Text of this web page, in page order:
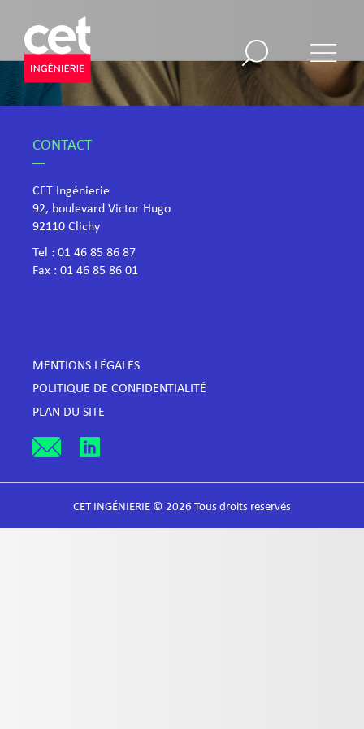
CONTACT
CET Ingénierie
92, boulevard Victor Hugo
​92110 Clichy
Tel : 01 46 85 86 87
Fax : 01 46 85 86 01
MENTIONS LÉGALES
POLITIQUE DE CONFIDENTIALITÉ
PLAN DU SITE
CET INGÉNIERIE © 2026 Tous droits reservés